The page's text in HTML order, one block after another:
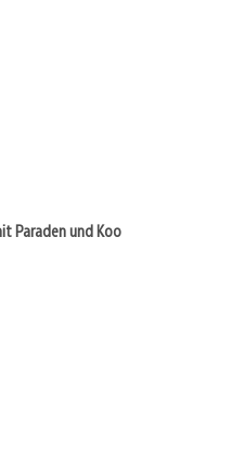
Paraden und Koo